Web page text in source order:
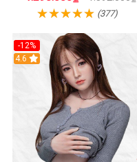
(377)
-12%
Hot
4.6